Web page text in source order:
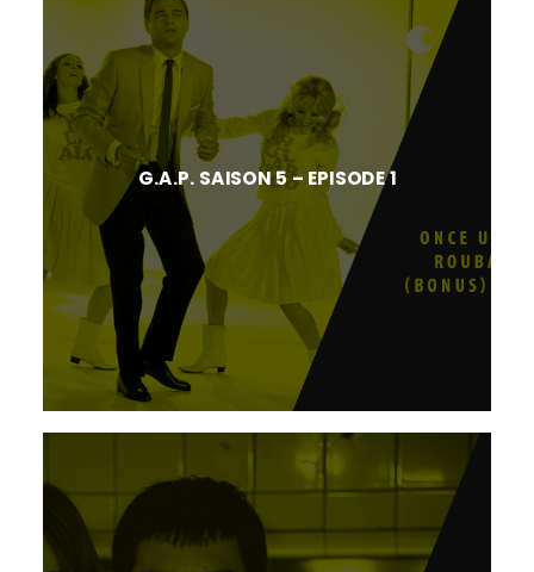
G.A.P. SAISON 5 – EPISODE 1